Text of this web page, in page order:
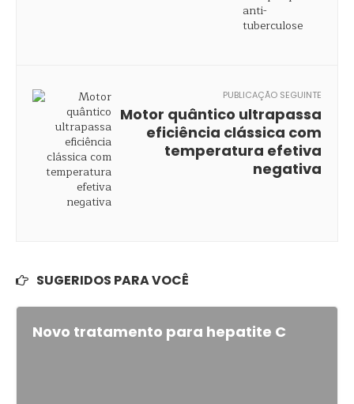
PUBLICAÇÃO SEGUINTE
Motor quântico ultrapassa
eficiência clássica com
temperatura efetiva
negativa
SUGERIDOS PARA VOCÊ
Novo tratamento para hepatite C